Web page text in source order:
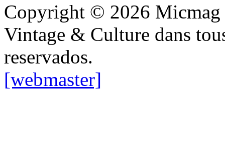
Copyright © 2026 Micmag
Vintage & Culture dans
reservados.
[webmaster]